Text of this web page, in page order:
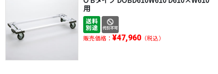
用
販売価格： ¥47,960（税込）